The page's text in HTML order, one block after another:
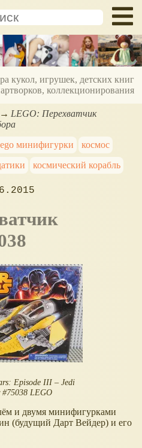
кукол, игрушек, детских книг
коллекционирования
LEGO: Перехватчик
минифигурки
космос
космический корабль
Episode III – Jedi
#75038 LEGO
и двумя минифигурками
(будущий Дарт Вейдер) и его